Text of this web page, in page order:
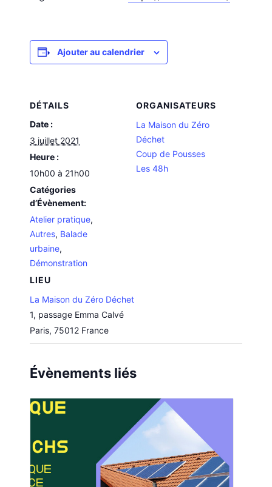
Ajouter au calendrier
DÉTAILS
Date :
3 juillet 2021
Heure :
10h00 à 21h00
Catégories
d’Évènement:
Atelier pratique,
Autres, Balade
urbaine,
Démonstration
LIEU
La Maison du Zéro Déchet
1, passage Emma Calvé
Paris, 75012 France
ORGANISATEURS
La Maison du Zéro
Déchet
Coup de Pousses
Les 48h
Évènements liés